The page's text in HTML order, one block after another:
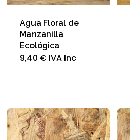
Agua Floral de
Manzanilla
Ecológica
9,40 € IVA Inc